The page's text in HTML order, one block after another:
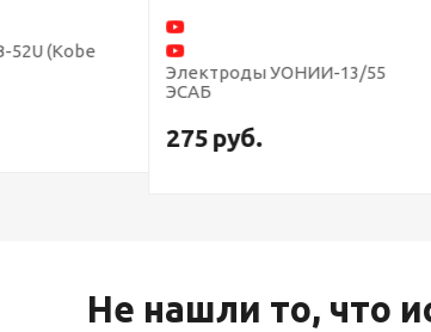
Электроды УОНИИ-13/55
Свяжитесь
Не нашли то, что